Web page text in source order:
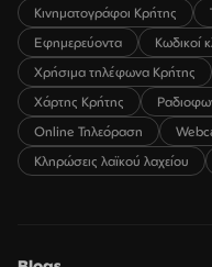
Κινηματογράφοι Κρήτης
Εφημερεύοντα
Κωδικοί
Χρήσιμα τηλέφωνα Κρήτης
Χάρτης Κρήτης
Online Τηλεόραση
Κληρώσεις λαϊκού λαχείου